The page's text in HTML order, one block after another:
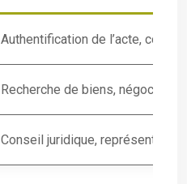
Authentification de l’acte,
Recherche de biens, négociation
Conseil juridique,